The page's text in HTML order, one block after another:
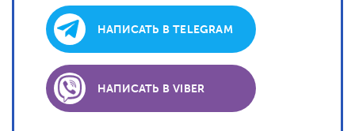
НАПИСАТЬ В TELEGRAM
НАПИСАТЬ В VIBER